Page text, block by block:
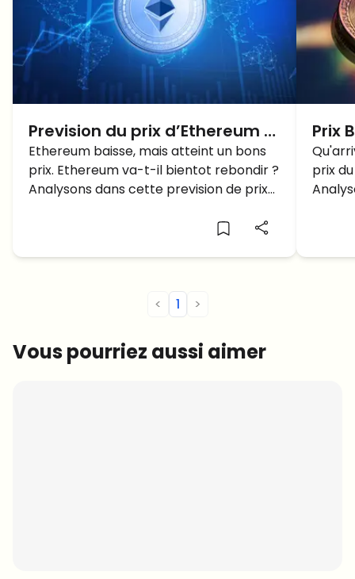
Prevision du prix d’Ethereum –
Ethereum baisse de 20 %,
rebondira-t-il?
Ethereum baisse, mais atteint un bons
prix. Ethereum va-t-il bientot rebondir ?
Analysons dans cette prevision de prix
Prix
prix
< 1 >
Vous pourriez aussi aimer